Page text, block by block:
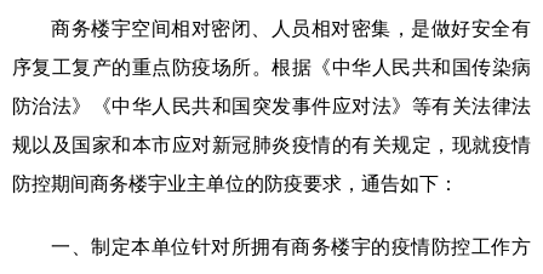
商务楼宇空间相对密闭、人员相对密集，是做好安全有
序复工复产的重点防疫场所。根据《中华人民共和国传染病
防治法》《中华人民共和国突发事件应对法》等有关法律法
规以及国家和本市应对新冠肺炎疫情的有关规定，现就疫情
防控期间商务楼宇业主单位的防疫要求，通告如下：
一、制定本单位针对所拥有商务楼宇的疫情防控工作方